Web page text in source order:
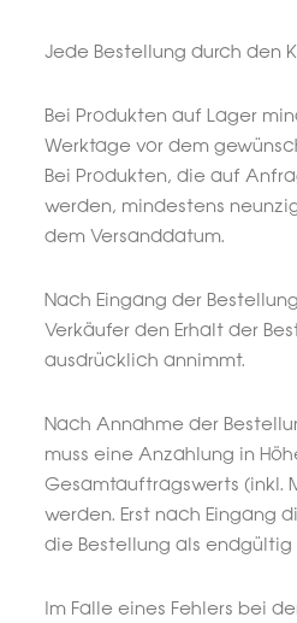
Jede Bestellung durch den
Bei Produkten auf Lager
Werktage vor dem
Bei Produkten, die auf
werden, mindestens
dem Versanddatum.
Nach Eingang der
Verkäufer den Erhalt der
ausdrücklich annimmt.
Nach Annahme der
muss eine Anzahlung in
Gesamtauftragswerts (inkl.
werden. Erst nach Eingang
die Bestellung als
Im Falle eines Fehlers bei